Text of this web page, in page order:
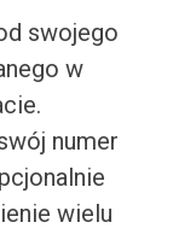
swojego
w
numer
wielu